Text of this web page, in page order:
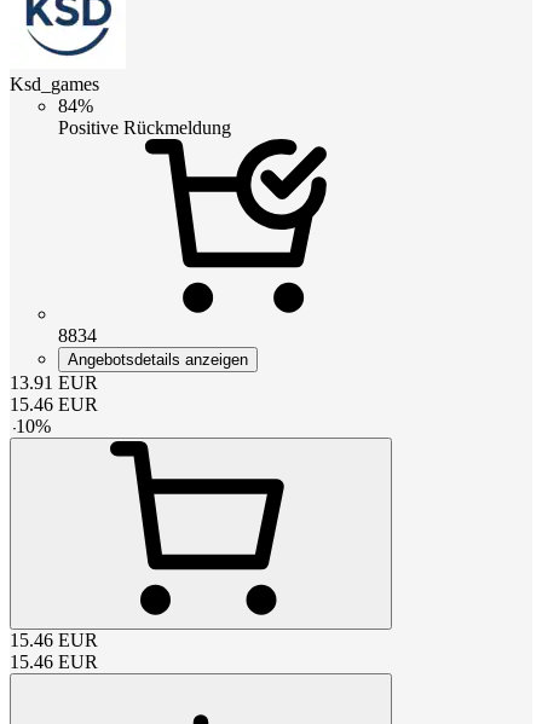
Ksd_games
84%
Positive Rückmeldung
8834
Angebotsdetails anzeigen
13.91 EUR
15.46 EUR
-10%
15.46 EUR
15.46 EUR